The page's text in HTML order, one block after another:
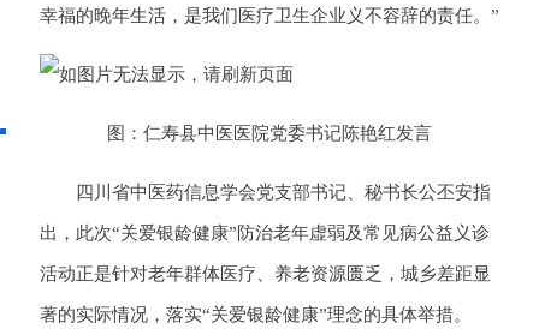
幸福的晚年生活，是我们医疗卫生企业义不容辞的责任。”
图：仁寿县中医医院党委书记陈艳红发言
四川省中医药信息学会党支部书记、秘书长公丕安指
出，此次“关爱银龄健康”防治老年虚弱及常见病公益义诊
活动正是针对老年群体医疗、养老资源匮乏，城乡差距显
著的实际情况，落实“关爱银龄健康”理念的具体举措。